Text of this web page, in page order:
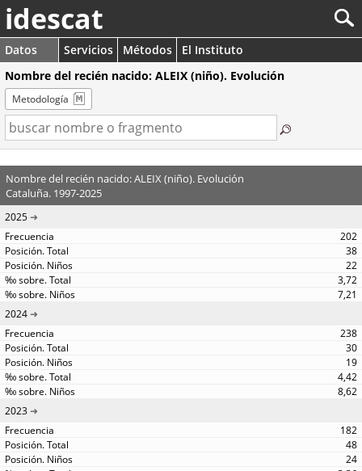
idescat
Datos Servicios Métodos
El Instituto
Nombre del recién nacido: ALEIX (niño). Evolución
Metodología
Nombre del recién nacido: ALEIX (niño). Evolución
Cataluña. 1997-2025
2025
202
38
22
3,72
7,21
2024
238
30
19
4,42
8,62
2023
182
48
24